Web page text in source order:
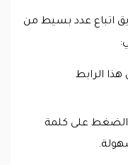
اتباع عدد بسيط من
هذا الرابط
الضغط على كلمة